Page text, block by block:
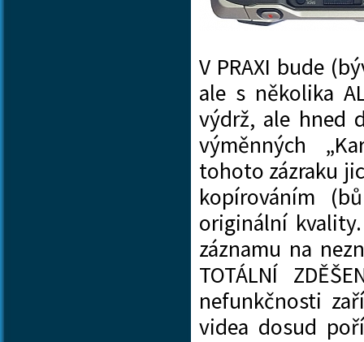
V PRAXI bude
ale s několika
výdrž, ale hned
výměnných
tohoto zázraku
kopírováním
originální
záznamu na
TOTÁLNÍ
nefunkčnosti
videa dosud